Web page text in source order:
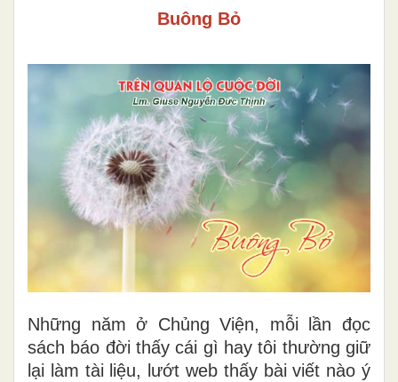
Buông Bỏ
Những năm ở Chủng Viện, mỗi lần đọc
sách báo đời thấy cái gì hay tôi thường giữ
lại làm tài liệu, lướt web thấy bài viết nào ý